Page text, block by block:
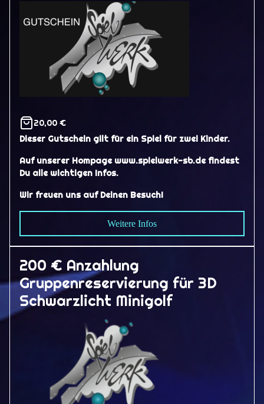
20,00 €
Dieser Gutschein gilt für ein Spiel für zwei Kinder.
Auf unserer Hompage www.spielwerk-sb.de findest
Du alle wichtigen Infos.
Wir freuen uns auf Deinen Besuch!
Weitere Infos
200 € Anzahlung
Gruppenreservierung für 3D
Schwarzlicht Minigolf